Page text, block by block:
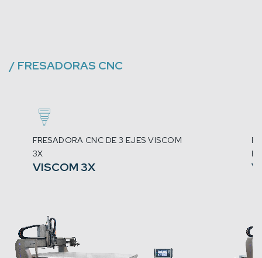
/ FRESADORAS CNC
FRESADORA CNC DE 3 EJES VISCOM
3X
VISCOM 3X